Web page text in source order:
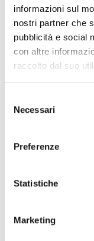
informazioni sul
nostri partner che
pubblicità e social
con altre
raccolto dal suo
delNecessari
Preferenze
Statistiche
Marketing
RESTA
Iscriviti alla
Riceverai
consigli per la